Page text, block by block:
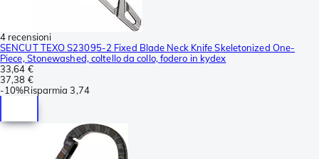
4 recensioni
SENCUT TEXO S23095-2 Fixed Blade Neck Knife Skeletonized One-
Piece, Stonewashed, coltello da collo, fodero in kydex
33,64 €
37,38 €
-10%Risparmia 3,74